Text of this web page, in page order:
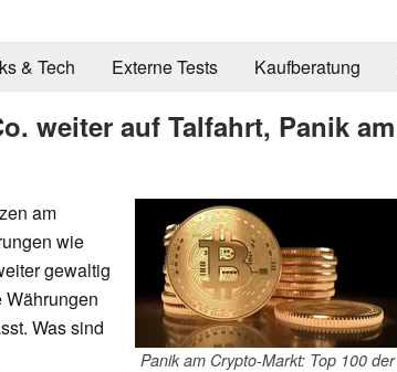
& Tech Externe Tests Kaufberatung
weiter auf Talfahrt, Panik am
Panik am Crypto-Markt: Top 100 der
am
wie
gewaltig
Was sind